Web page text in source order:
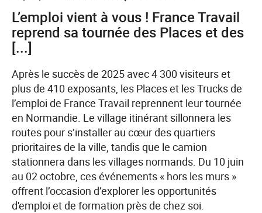
du
transport
la
logistique
France
Travail
Normandie.
Du
15
au
18
juin
L’emploi vient à vous ! France Travail
reprend sa tournée des Places et des
[...]
Après le succès de 2025 avec 4 300 visiteurs et
plus de 410 exposants, les Places et les Trucks de
l’emploi de France Travail reprennent leur tournée
en Normandie. Le village itinérant sillonnera les
routes pour s’installer au cœur des quartiers
prioritaires de la ville, tandis que le camion
stationnera dans les villages normands. Du 10 juin
au 02 octobre, ces événements « hors les murs »
offrent l’occasion d’explorer les opportunités
d'emploi et de formation près de chez soi.